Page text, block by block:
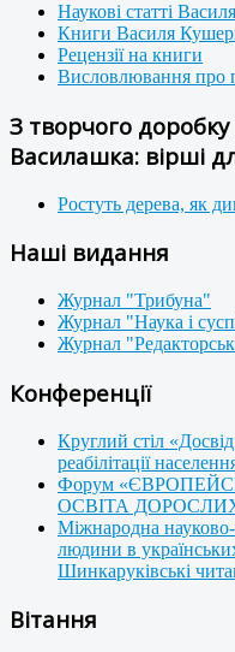
Наукові статті
Книги Василя
Рецензії на книги
Висловлювання про
З творчого
Василашка: вірші
Ростуть дерева, як
Наші видання
Журнал "Трибуна"
Журнал "Наука і
Журнал
Конференції
Круглий стіл
реабілітації
Форум
ОСВІТА
Міжнародна
людини в
Шинкаруківські
Вітання